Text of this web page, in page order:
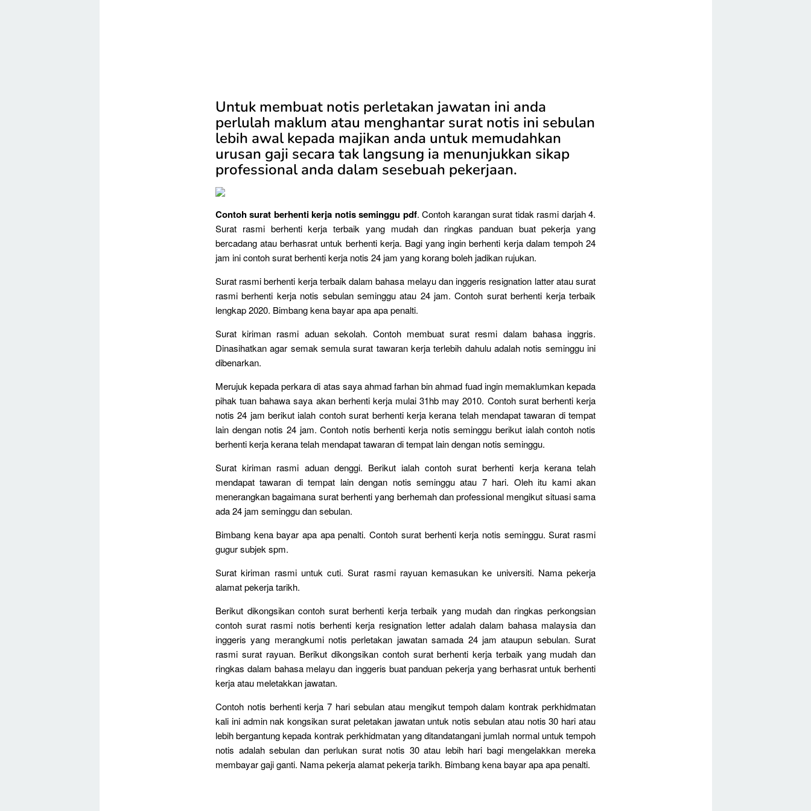
Untuk membuat notis perletakan jawatan ini anda
perlulah maklum atau menghantar surat notis ini sebulan
lebih awal kepada majikan anda untuk memudahkan
urusan gaji secara tak langsung ia menunjukkan sikap
professional anda dalam sesebuah pekerjaan.
Contoh surat berhenti kerja notis seminggu pdf. Contoh karangan surat tidak rasmi darjah 4.
Surat rasmi berhenti kerja terbaik yang mudah dan ringkas panduan buat pekerja yang
bercadang atau berhasrat untuk berhenti kerja. Bagi yang ingin berhenti kerja dalam tempoh 24
jam ini contoh surat berhenti kerja notis 24 jam yang korang boleh jadikan rujukan.
Surat rasmi berhenti kerja terbaik dalam bahasa melayu dan inggeris resignation latter atau surat
rasmi berhenti kerja notis sebulan seminggu atau 24 jam. Contoh surat berhenti kerja terbaik
lengkap 2020. Bimbang kena bayar apa apa penalti.
Surat kiriman rasmi aduan sekolah. Contoh membuat surat resmi dalam bahasa inggris.
Dinasihatkan agar semak semula surat tawaran kerja terlebih dahulu adalah notis seminggu ini
dibenarkan.
Merujuk kepada perkara di atas saya ahmad farhan bin ahmad fuad ingin memaklumkan kepada
pihak tuan bahawa saya akan berhenti kerja mulai 31hb may 2010. Contoh surat berhenti kerja
notis 24 jam berikut ialah contoh surat berhenti kerja kerana telah mendapat tawaran di tempat
lain dengan notis 24 jam. Contoh notis berhenti kerja notis seminggu berikut ialah contoh notis
berhenti kerja kerana telah mendapat tawaran di tempat lain dengan notis seminggu.
Surat kiriman rasmi aduan denggi. Berikut ialah contoh surat berhenti kerja kerana telah
mendapat tawaran di tempat lain dengan notis seminggu atau 7 hari. Oleh itu kami akan
menerangkan bagaimana surat berhenti yang berhemah dan professional mengikut situasi sama
ada 24 jam seminggu dan sebulan.
Bimbang kena bayar apa apa penalti. Contoh surat berhenti kerja notis seminggu. Surat rasmi
gugur subjek spm.
Surat kiriman rasmi untuk cuti. Surat rasmi rayuan kemasukan ke universiti. Nama pekerja
alamat pekerja tarikh.
Berikut dikongsikan contoh surat berhenti kerja terbaik yang mudah dan ringkas perkongsian
contoh surat rasmi notis berhenti kerja resignation letter adalah dalam bahasa malaysia dan
inggeris yang merangkumi notis perletakan jawatan samada 24 jam ataupun sebulan. Surat
rasmi surat rayuan. Berikut dikongsikan contoh surat berhenti kerja terbaik yang mudah dan
ringkas dalam bahasa melayu dan inggeris buat panduan pekerja yang berhasrat untuk berhenti
kerja atau meletakkan jawatan.
Contoh notis berhenti kerja 7 hari sebulan atau mengikut tempoh dalam kontrak perkhidmatan
kali ini admin nak kongsikan surat peletakan jawatan untuk notis sebulan atau notis 30 hari atau
lebih bergantung kepada kontrak perkhidmatan yang ditandatangani jumlah normal untuk tempoh
notis adalah sebulan dan perlukan surat notis 30 atau lebih hari bagi mengelakkan mereka
membayar gaji ganti. Nama pekerja alamat pekerja tarikh. Bimbang kena bayar apa apa penalti.